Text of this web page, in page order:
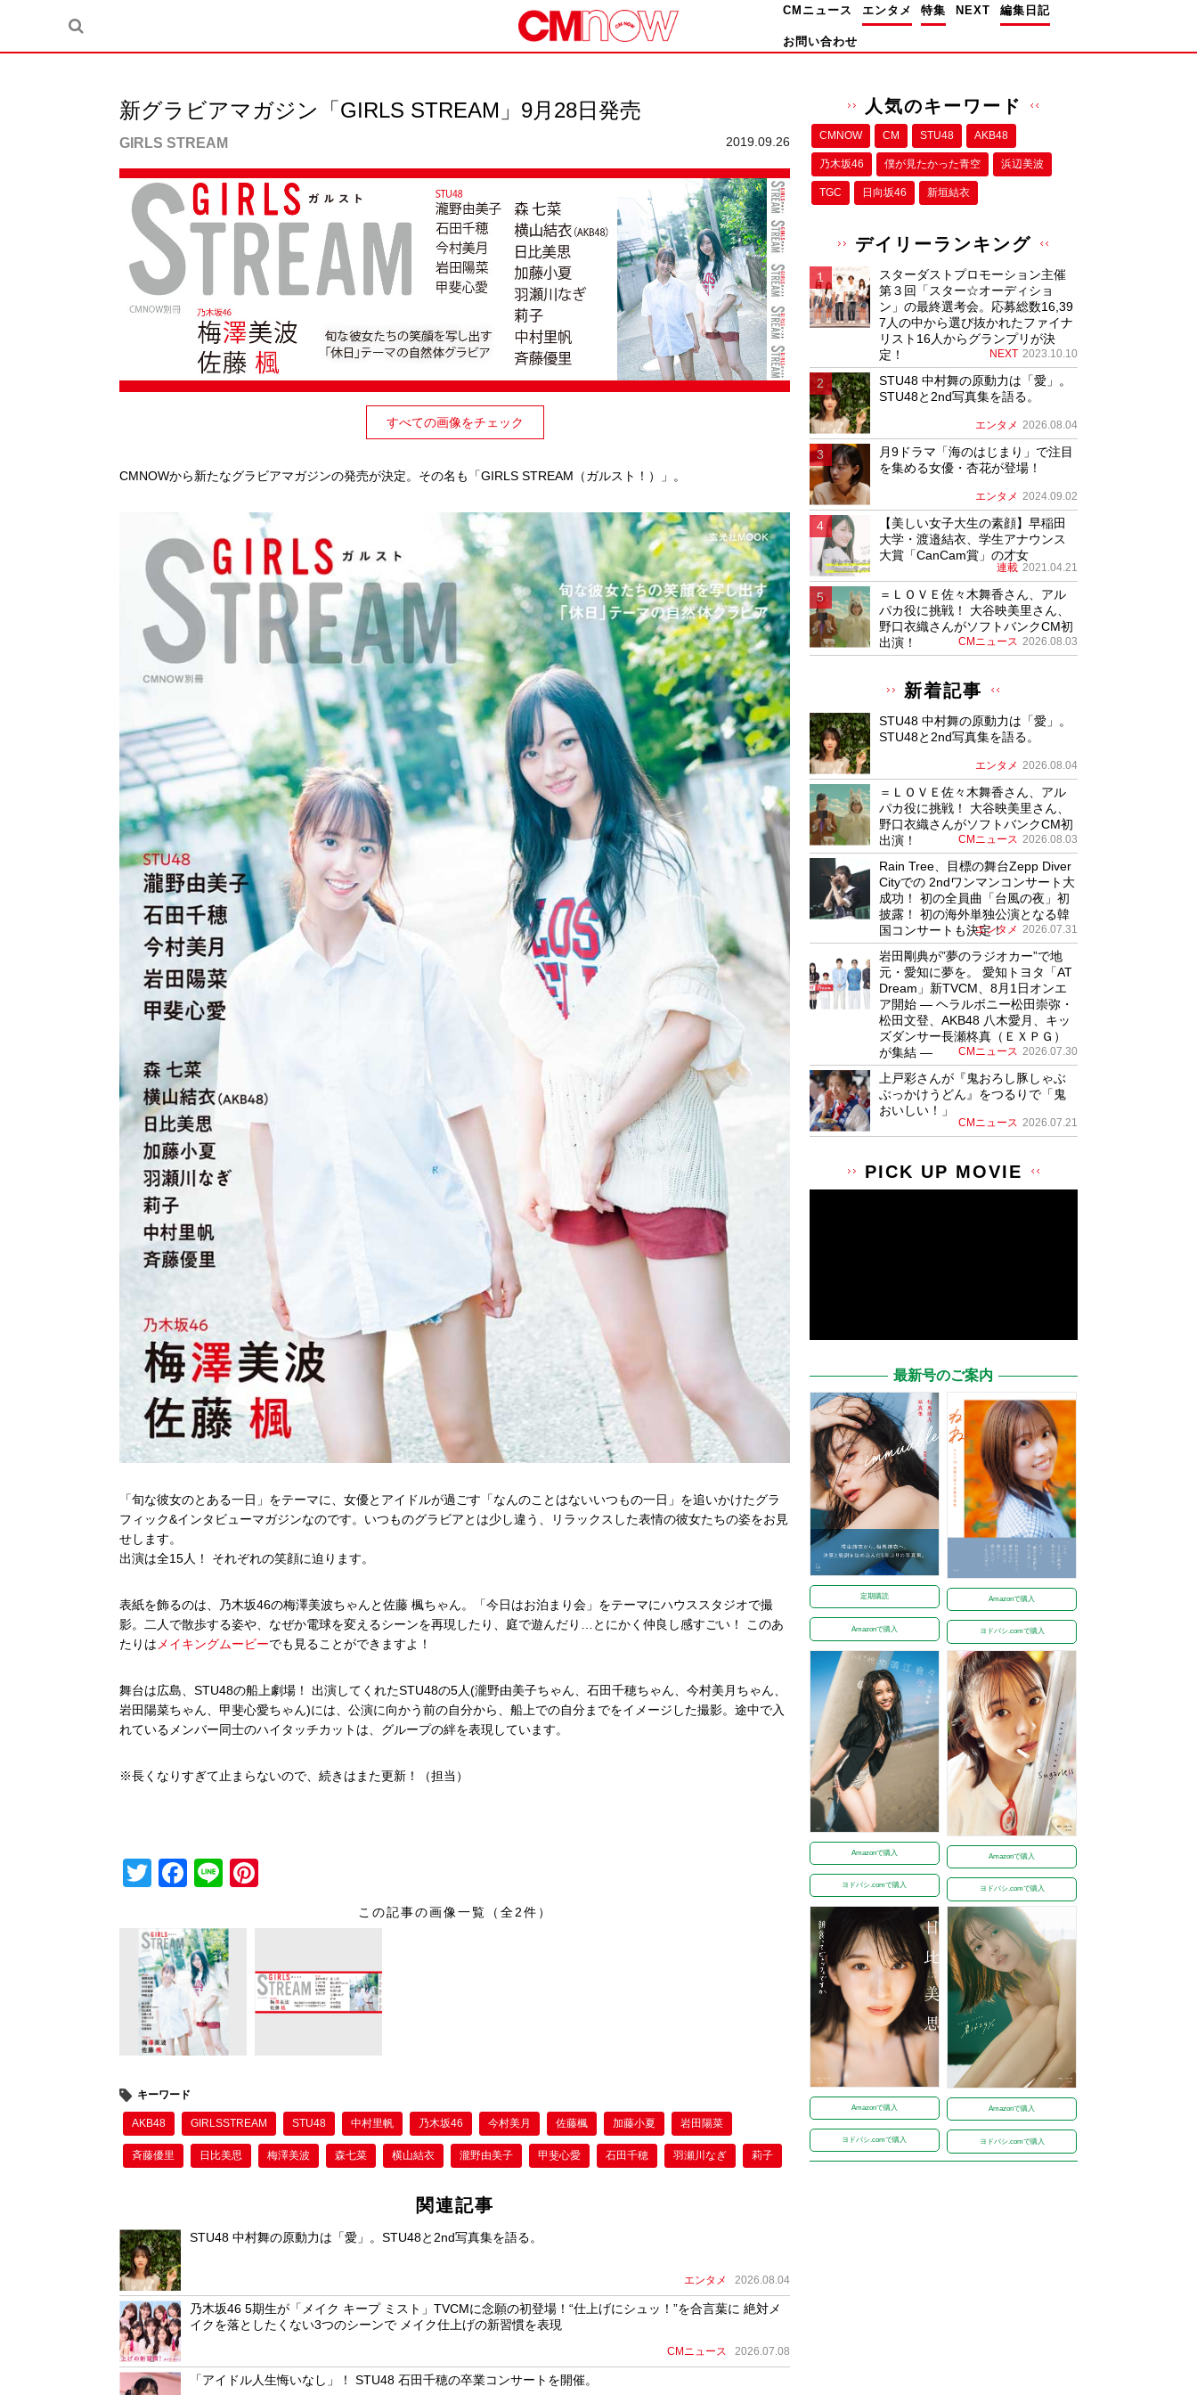
CMニュース エンタメ 特集 NEXT 編集日記
お問い合わせ
新グラビアマガジン「GIRLS STREAM」9月28日発売
GIRLS STREAM 2019.09.26
すべての画像をチェック
CMNOWから新たなグラビアマガジンの発売が決定。その名も「GIRLS STREAM（ガルスト！）」。
「旬な彼女のとある一日」をテーマに、女優とアイドルが過ごす「なんのことはないいつもの一日」を追いかけたグラ
フィック&インタビューマガジンなのです。いつものグラビアとは少し違う、リラックスした表情の彼女たちの姿をお見
せします。
出演は全15人！ それぞれの笑顔に迫ります。
表紙を飾るのは、乃木坂46の梅澤美波ちゃんと佐藤 楓ちゃん。「今日はお泊まり会」をテーマにハウススタジオで撮
影。二人で散歩する姿や、なぜか電球を変えるシーンを再現したり、庭で遊んだり…とにかく仲良し感すごい！ このあ
たりはメイキングムービーでも見ることができますよ！
舞台は広島、STU48の船上劇場！ 出演してくれたSTU48の5人(瀧野由美子ちゃん、石田千穂ちゃん、今村美月ちゃん、
岩田陽菜ちゃん、甲斐心愛ちゃん)には、公演に向かう前の自分から、船上での自分までをイメージした撮影。途中で入
れているメンバー同士のハイタッチカットは、グループの絆を表現しています。
※長くなりすぎて止まらないので、続きはまた更新！（担当）
T
tt
er
F
c
e
b
o
o
Li
e
st
この記事の画像一覧（全2件）
キーワード
AKB48 GIRLSSTREAM STU48 中村里帆 乃木坂46 今村美月 佐藤楓 加藤小夏 岩田陽菜
斉藤優里 日比美思 梅澤美波 森七菜 横山結衣 瀧野由美子 甲斐心愛 石田千穂 羽瀬川なぎ 莉子
関連記事
STU48 中村舞の原動力は「愛」。STU48と2nd写真集を語る。
エンタメ 2026.08.04
乃木坂46 5期生が「メイク キープ ミスト」TVCMに念願の初登場！“仕上げにシュッ！”を合言葉に 絶対メ
イクを落としたくない3つのシーンで メイク仕上げの新習慣を表現
CMニュース 2026.07.08
「アイドル人生悔いなし」！ STU48 石田千穂の卒業コンサートを開催。
人気のキーワード
CMNOW CM STU48 AKB48
乃木坂46 僕が⾒たかった⻘空 浜辺美波
TGC 日向坂46 新垣結衣
デイリーランキング
スターダストプロモーション主催
第３回「スター☆オーディショ
ン」の最終選考会。応募総数16,39
7人の中から選び抜かれたファイナ
リスト16人からグランプリが決
定！
NEXT 2023.10.10
STU48 中村舞の原動力は「愛」。
STU48と2nd写真集を語る。
エンタメ 2026.08.04
月9ドラマ「海のはじまり」で注目
を集める女優・杏花が登場！
エンタメ 2024.09.02
【美しい女子大生の素顔】早稲田
大学・渡邉結衣、学生アナウンス
大賞「CanCam賞」の才女
連載 2021.04.21
＝ＬＯＶＥ佐々木舞香さん、アル
パカ役に挑戦！ 大谷映美里さん、
野口衣織さんがソフトバンクCM初
出演！
CMニュース 2026.08.03
新着記事
STU48 中村舞の原動力は「愛」。
STU48と2nd写真集を語る。
エンタメ 2026.08.04
＝ＬＯＶＥ佐々木舞香さん、アル
パカ役に挑戦！ 大谷映美里さん、
野口衣織さんがソフトバンクCM初
出演！
CMニュース 2026.08.03
Rain Tree、目標の舞台Zepp Diver
Cityでの 2ndワンマンコンサート大
成功！ 初の全員曲「台風の夜」初
披露！ 初の海外単独公演となる韓
国コンサートも決定！
エンタメ 2026.07.31
岩田剛典が”夢のラジオカー”で地
元・愛知に夢を。 愛知トヨタ「AT
Dream」新TVCM、8月1日オンエ
ア開始 ― ヘラルボニー松田崇弥・
松田文登、AKB48 八木愛月、キッ
ズダンサー長瀬柊真（ＥＸＰＧ）
が集結 ―
CMニュース 2026.07.30
上戸彩さんが『鬼おろし豚しゃぶ
ぶっかけうどん』をつるりで「鬼
おいしい！」
CMニュース 2026.07.21
PICK UP MOVIE
最新号のご案内
定期購読
Amazonで購入
Amazonで購入
ヨドバシ.comで購入
Amazonで購入
ヨドバシ.comで購入
Amazonで購入
ヨドバシ.comで購入
Amazonで購入
ヨドバシ.comで購入
Amazonで購入
ヨドバシ.comで購入